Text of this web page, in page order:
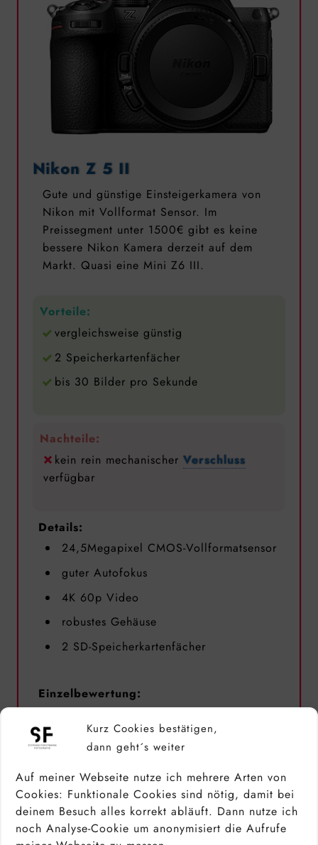
Kurz Cookies bestätigen,
dann geht´s weiter
Auf meiner Webseite nutze ich mehrere Arten von
Cookies: Funktionale Cookies sind nötig, damit bei
deinem Besuch alles korrekt abläuft. Dann nutze ich
noch Analyse-Cookie um anonymisiert die Aufrufe
Nikon Z 5 II
Gute und günstige Einsteigerkamera von
Nikon mit Vollformat Sensor. Im
Preissegment unter 1500€ gibt es keine
bessere Nikon Kamera derzeit auf dem
Markt. Quasi eine Mini Z6 III.
Vorteile:
vergleichsweise günstig
2 Speicherkartenfächer
bis 30 Bilder pro Sekunde
Nachteile:
kein rein mechanischer Verschluss
verfügbar
Details:
24,5Megapixel CMOS-Vollformatsensor
guter Autofokus
4K 60p Video
robustes Gehäuse
2 SD-Speicherkartenfächer
Einzelbewertung:
Handling: 8/10
Ausstattung: 7/10
Autofokus: 8/10
Videofunktionen: 8/10